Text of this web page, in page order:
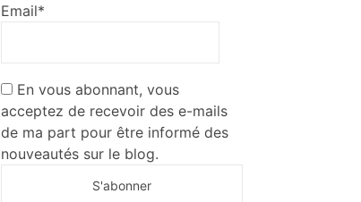
Email*
En vous abonnant, vous
acceptez de recevoir des e-mails
de ma part pour être informé des
nouveautés sur le blog.